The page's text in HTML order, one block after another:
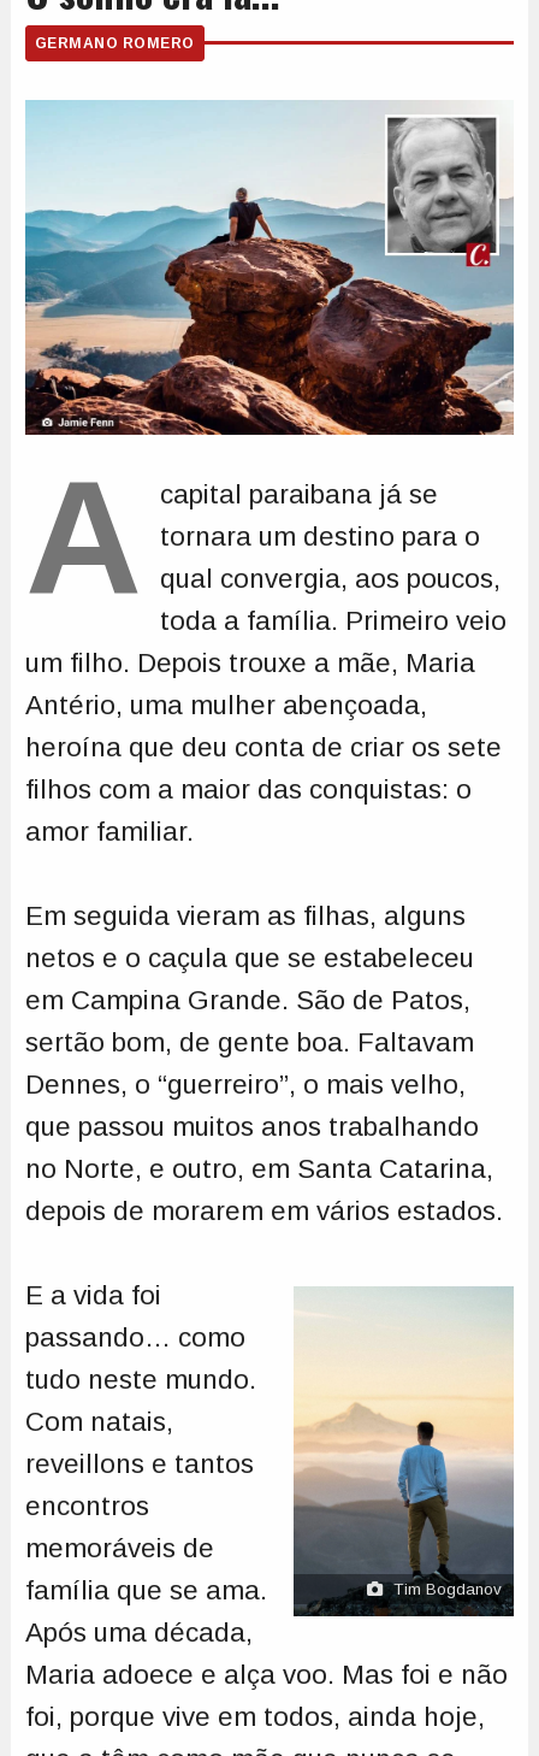
GERMANO ROMERO
A
capital paraibana já se
tornara um destino para o
qual convergia, aos poucos,
toda a família. Primeiro veio
um filho. Depois trouxe a mãe, Maria
Antério, uma mulher abençoada,
heroína que deu conta de criar os sete
filhos com a maior das conquistas: o
amor familiar.
Em seguida vieram as filhas, alguns
netos e o caçula que se estabeleceu
em Campina Grande. São de Patos,
sertão bom, de gente boa. Faltavam
Dennes, o “guerreiro”, o mais velho,
que passou muitos anos trabalhando
no Norte, e outro, em Santa Catarina,
depois de morarem em vários estados.
Tim Bogdanov
E a vida foi
passando… como
tudo neste mundo.
Com natais,
reveillons e tantos
encontros
memoráveis de
família que se ama.
Após uma década,
Maria adoece e alça voo. Mas foi e não
foi, porque vive em todos, ainda hoje,